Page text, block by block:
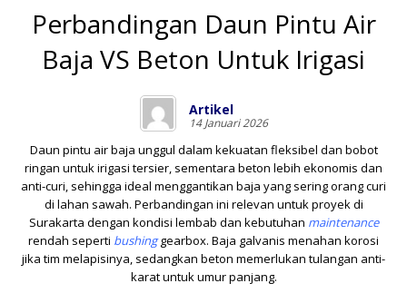
Perbandingan Daun Pintu Air
Baja VS Beton Untuk Irigasi
Artikel
14 Januari 2026
Daun pintu air baja unggul dalam kekuatan fleksibel dan bobot
ringan untuk irigasi tersier, sementara beton lebih ekonomis dan
anti-curi, sehingga ideal menggantikan baja yang sering orang curi
di lahan sawah. Perbandingan ini relevan untuk proyek di
Surakarta dengan kondisi lembab dan kebutuhan maintenance
rendah seperti bushinggearbox. Baja galvanis menahan korosi
jika tim melapisinya, sedangkan beton memerlukan tulangan anti-
karat untuk umur panjang.